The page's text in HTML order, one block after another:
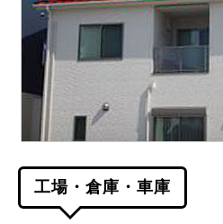
工場・倉庫・車庫